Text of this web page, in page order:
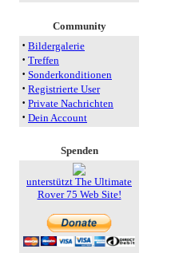
Community
· Bildergalerie
· Treffen
· Sonderkonditionen
· Registrierte User
· Private Nachrichten
· Dein Account
Spenden
unterstützt The Ultimate
Rover 75 Web Site!